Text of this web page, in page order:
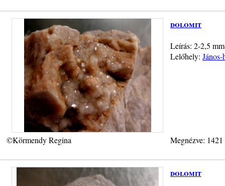
dolomit
Leírás: 2-2,5
Lelőhely:
©Körmendy Regina Megnézve:
dolomit